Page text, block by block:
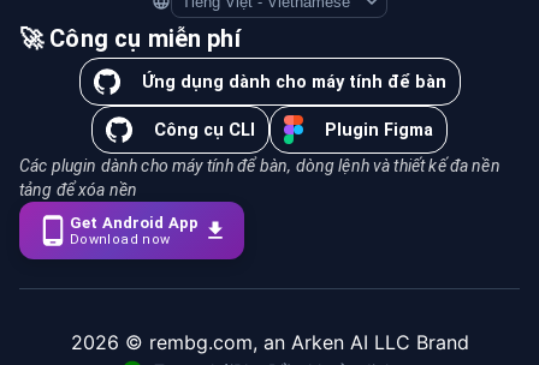
Language
🚀 Công cụ miễn phí
Ứng dụng dành cho máy tính để bàn
Công cụ CLI Plugin Figma
Các plugin dành cho máy tính để bàn, dòng lệnh và thiết kế đa nền
tảng để xóa nền
Get Android App
Download now
2026 © rembg.com, an Arken AI LLC Brand